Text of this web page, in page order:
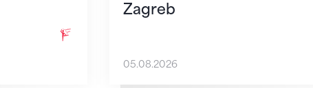
Zagreb
05.08.2026